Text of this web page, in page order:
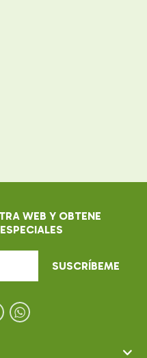
WEB Y OBTENE
SUSCRÍBEME
